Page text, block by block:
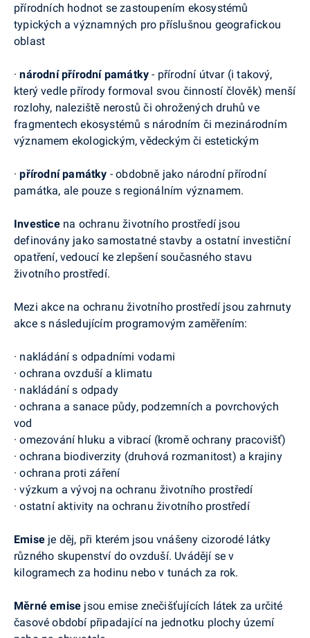
přírodních hodnot se zastoupením ekosystémů
typických a významných pro příslušnou geografickou
oblast
· národní přírodní památky - přírodní útvar (i takový,
který vedle přírody formoval svou činností člověk) menší
rozlohy, naleziště nerostů či ohrožených druhů ve
fragmentech ekosystémů s národním či mezinárodním
významem ekologickým, vědeckým či estetickým
· přírodní památky - obdobně jako národní přírodní
památka, ale pouze s regionálním významem.
Investicena ochranu životního prostředí jsou
definovány jako samostatné stavby a ostatní investiční
opatření, vedoucí ke zlepšení současného stavu
životního prostředí.
Mezi akce na ochranu životního prostředí jsou zahrnuty
akce s následujícím programovým zaměřením:
· nakládání s odpadními vodami
· ochrana ovzduší a klimatu
· nakládání s odpady
· ochrana a sanace půdy, podzemních a povrchových
vod
· omezování hluku a vibrací (kromě ochrany pracovišť)
· ochrana biodiverzity (druhová rozmanitost) a krajiny
· ochrana proti záření
· výzkum a vývoj na ochranu životního prostředí
· ostatní aktivity na ochranu životního prostředí
Emise je děj, při kterém jsou vnášeny cizorodé látky
různého skupenství do ovzduší. Uvádějí se v
kilogramech za hodinu nebo v tunách za rok.
Měrné emise jsou emise znečišťujících látek za určité
časové období připadající na jednotku plochy území